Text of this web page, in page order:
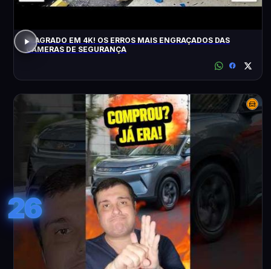
FLAGRADO EM 4K! OS ERROS MAIS ENGRAÇADOS DAS
CÂMERAS DE SEGURANÇA
26